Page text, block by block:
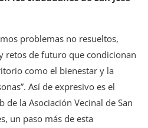
problemas no resueltos,
retos de futuro que condicionan
como el bienestar y la
Así de expresivo es el
de la Asociación Vecinal de San
un paso más de esta